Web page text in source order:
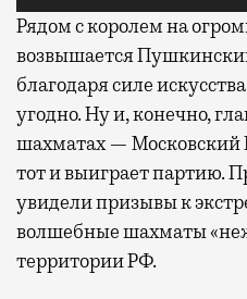
Рядом с королем на
возвышается
благодаря силе
угодно.Ну и, конечно,
шахматах — Московский
тот и выиграет партию.
увидели призывы к
волшебные шахматы
территории РФ.